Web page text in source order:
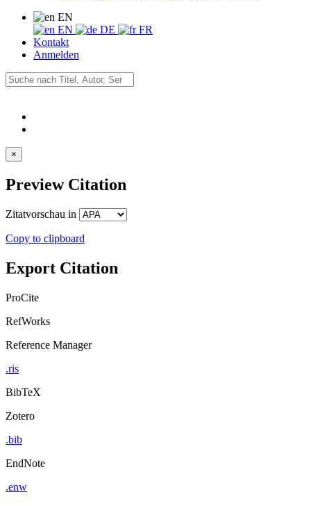
EN
EN
DE
FR
Kontakt
Anmelden
×
Preview Citation
Zitatvorschau in
Copy to clipboard
Export Citation
ProCite
RefWorks
Reference Manager
.ris
BibTeX
Zotero
.bib
EndNote
.enw